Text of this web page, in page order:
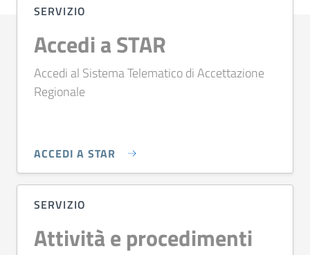
SERVIZIO
Accedi a STAR
Accedi al Sistema Telematico di Accettazione
Regionale
ACCEDI A STAR
SERVIZIO
Attività e procedimenti